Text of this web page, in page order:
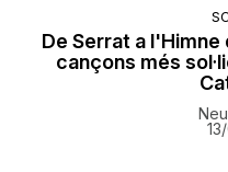
De Serrat a l'Himne
cançons més